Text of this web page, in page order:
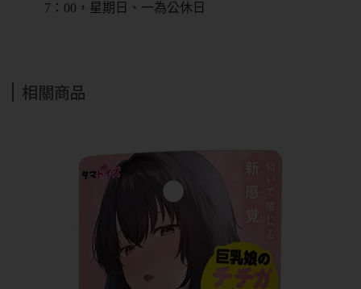
7：00，星期日、一為公休日
相關商品